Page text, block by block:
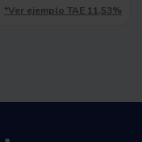
*Ver ejemplo TAE 11,53%